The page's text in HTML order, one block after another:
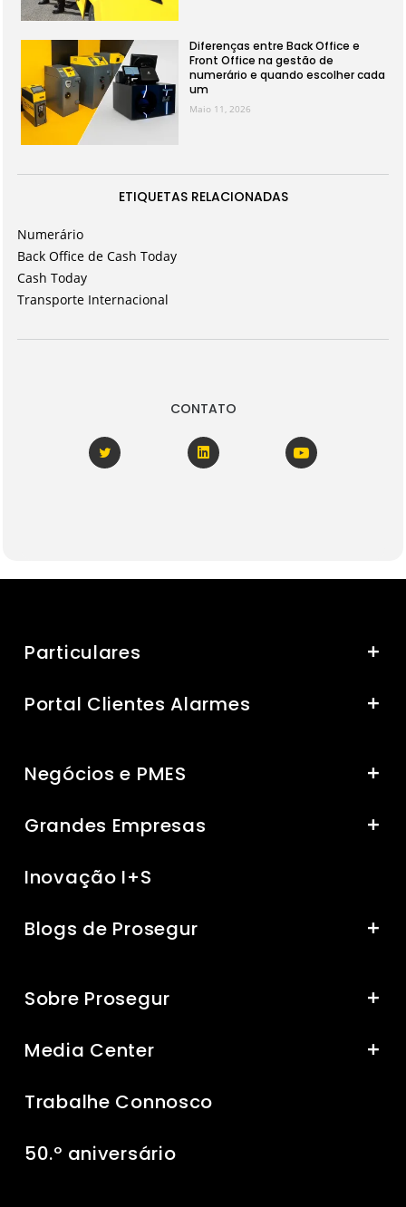
Diferenças entre Back Office e
Front Office na gestão de
numerário e quando escolher cada
um
Maio 11, 2026
ETIQUETAS RELACIONADAS
Numerário
Back Office de Cash Today
Cash Today
Transporte Internacional
CONTATO
Particulares
Portal Clientes Alarmes
Negócios e PMES
Grandes Empresas
Inovação I+S
Blogs de Prosegur
Sobre Prosegur
Media Center
Trabalhe Connosco
50.º aniversário